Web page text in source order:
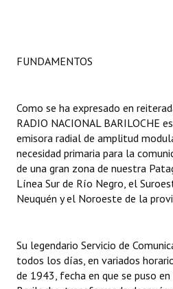
Comunicaciones
Resoluciones
Resoluciones de Presidencia
INSTITUCIONAL
Antiguos Pobladores
Registros y Distinciones
Datos Históricos
FUNDAMENTOS
Como se ha expresado en
RADIO NACIONAL BARILOCHE
emisora radial de amplitud
necesidad primaria para la
de una gran zona de nuestra
Línea Sur de Río Negro, el
Neuquén y el Noroeste de la
Su legendario Servicio de
todos los días, en variados
de 1943, fecha en que se puso